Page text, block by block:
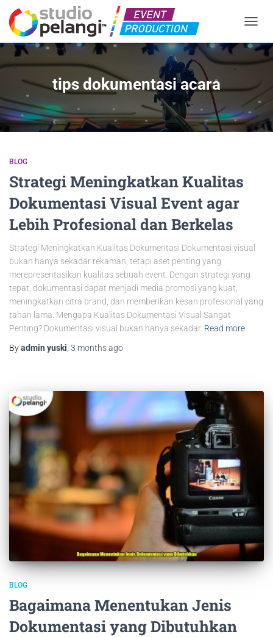
tips dokumentasi acara
BLOG
Strategi Meningkatkan Kualitas
Dokumentasi Visual Event agar
Lebih Profesional dan Berkelas
Strategi Meningkatkan Kualitas Dokumentasi Dokumentasi visual
bukan hanya sekadar rekaman, tetapi aset penting yang
merepresentasikan kualitas sebuah event. Dengan strategi yang
tepat, dokumentasi dapat menjadi media promosi yang kuat,
meningkatkan citra brand, dan memberikan kesan profesional yang
tahan lama. Mengapa Kualitas Dokumentasi Visual Sangat
Penting? Dokumentasi visual bukan hanya sekadar Read more
Byadmin yuski 3 monthsago
BLOG
Bagaimana Menentukan Jenis
Dokumentasi yang Dibutuhkan